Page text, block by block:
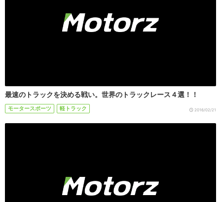
最速のトラックを決める戦い。世界のトラックレース４選！！
モータースポーツ 軽トラック 2016/02/21